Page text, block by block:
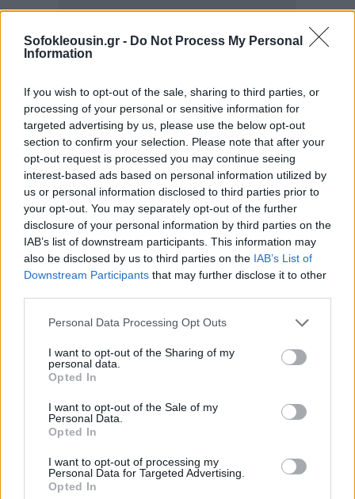
Sofokleousin.gr - Do Not Process My Personal
Information
If you wish to opt-out of the sale, sharing to third parties, or
processing of your personal or sensitive information for
targeted advertising by us, please use the below opt-out
section to confirm your selection. Please note that after your
opt-out request is processed you may continue seeing
interest-based ads based on personal information utilized by
us or personal information disclosed to third parties prior to
your opt-out. You may separately opt-out of the further
disclosure of your personal information by third parties on the
IAB’s list of downstream participants. This information may
also be disclosed by us to third parties on the IAB’s List of
Downstream Participants that may further disclose it to other
Personal Data Processing Opt Outs
I want to opt-out of the Sharing of my
personal data.
Opted In
I want to opt-out of the Sale of my
Personal Data.
Opted In
I want to opt-out of processing my
Personal Data for Targeted Advertising.
Opted In
Κυβερνητικές πηγές σημειώνουν ότι η αναβάθμιση
του ΤΕΠ, με χρηματοδότηση από το Ταμείο
Ανάκαμψης, αποτελεί μέρος ενός πλέγματος
παρεμβάσεων που αποβλέπουν τόσο στην ενίσχυση
του Ιπποκρατείου με προσωπικό όσο και στον
εκσυγχρονισμό των εγκαταστάσεων και του
εξοπλισμού του.
στα 94 εκατομμύρια ευρώ, αυξημένος κατά 87,9%
συγκριτικά με το 2019, ενώ το ιατρικό προσωπικό
την ίδια περίοδο έχει αυξηθεί κατά 16%.